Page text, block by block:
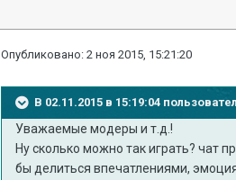
Опубликовано:2 ноя 2015, 15:21:20
В 02.11.2015 в 15:19:04
Уважаемые модеры и т.д.!
Ну сколько можно так играть? чат
бы делиться впечатлениями,